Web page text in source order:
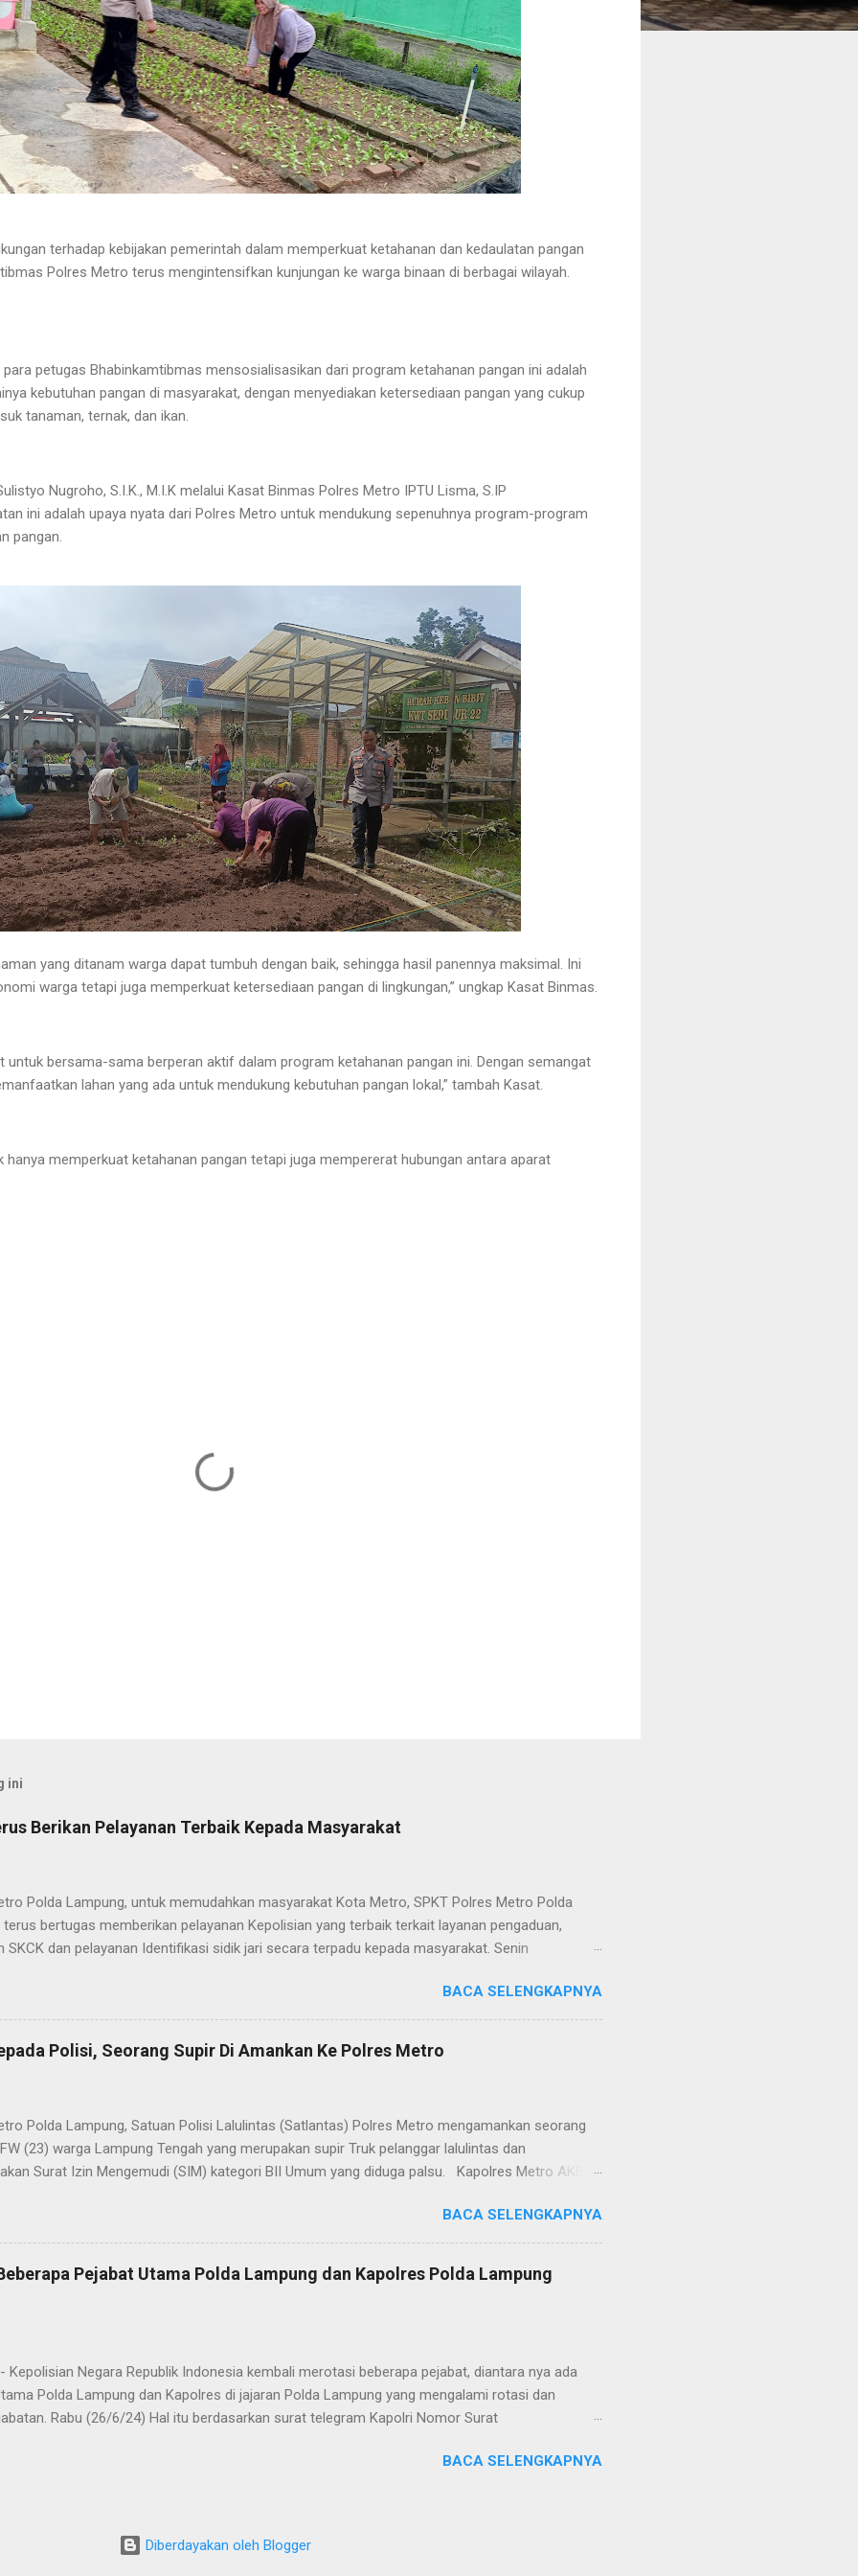
terhadap kebijakan pemerintah dalam memperkuat ketahanan dan kedaulatan pangan
Polres Metro terus mengintensifkan kunjungan ke warga binaan di berbagai wilayah.
petugas Bhabinkamtibmas mensosialisasikan dari program ketahanan pangan ini adalah
kebutuhan pangan di masyarakat, dengan menyediakan ketersediaan pangan yang cukup
tanaman, ternak, dan ikan.
Nugroho, S.I.K., M.I.K melalui Kasat Binmas Polres Metro IPTU Lisma, S.IP
ini adalah upaya nyata dari Polres Metro untuk mendukung sepenuhnya program-program
pangan.
yang ditanam warga dapat tumbuh dengan baik, sehingga hasil panennya maksimal. Ini
warga tetapi juga memperkuat ketersediaan pangan di lingkungan,” ungkap Kasat Binmas.
untuk bersama-sama berperan aktif dalam program ketahanan pangan ini. Dengan semangat
lahan yang ada untuk mendukung kebutuhan pangan lokal,” tambah Kasat.
hanya memperkuat ketahanan pangan tetapi juga mempererat hubungan antara aparat
ini
Berikan Pelayanan Terbaik Kepada Masyarakat
Polda Lampung, untuk memudahkan masyarakat Kota Metro, SPKT Polres Metro Polda
bertugas memberikan pelayanan Kepolisian yang terbaik terkait layanan pengaduan,
SKCK dan pelayanan Identifikasi sidik jari secara terpadu kepada masyarakat. Senin
telah berusaha memberikan pelayanan terbaik kepada masyarakat. Kapolres Metro AKBP
Nugroho S.IK, M.IK mengatakan “SPKT Polres Metro akan terus berusaha memberikan
yang terbaik kepada masyarakat yang membutuhkan pelayanan kepolisian, baik informasi
lainnya.” “SPKT adalah pusat jaringan dari sistem fungsi Kepolisian, ketika telah
ke fungs...
BACA SELENGKAPNYA
Polisi, Seorang Supir Di Amankan Ke Polres Metro
Polda Lampung, Satuan Polisi Lalulintas (Satlantas) Polres Metro mengamankan seorang
(23) warga Lampung Tengah yang merupakan supir Truk pelanggar lalulintas dan
Surat Izin Mengemudi (SIM) kategori BII Umum yang diduga palsu. Kapolres Metro AKBP
lantaran melanggar lalulintas dengan menerobos Traffic Light (TL) simpang Taqwa, Jalan AH
masuk ke kawasan tertib lalulintas dalam kota. “Anggota Satlantas Polres Metro
patroli hunting setelah itu ada kendaraan R6 yang melanggar lalulintas tepatnya di TL Taqwa
Lampung Timur mau menuju ke Bandar Lampung. Kendaraan ini sehabis bongkar muat tepung
BACA SELENGKAPNYA
Pejabat Utama Polda Lampung dan Kapolres Polda Lampung
Kepolisian Negara Republik Indonesia kembali merotasi beberapa pejabat, diantara nya ada
Polda Lampung dan Kapolres di jajaran Polda Lampung yang mengalami rotasi dan
Rabu (26/6/24) Hal itu berdasarkan surat telegram Kapolri Nomor Surat
As Sdm Polri Irjen Pol Dedi Prasetyo. Tertuang dalam 3 surat telegram tersebut ada
memasuki masa pensiun. Lalu AKBP AHMAD SUKIYATNO, S.H., M.M. dimutasikan sebagai
KEPOLISIAN MADYA TK III ITWASDA POLDA LAMPUNG yang sebelum nya menjabat DIR TAHTI
BACA SELENGKAPNYA
Diberdayakan oleh Blogger